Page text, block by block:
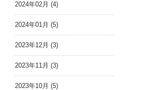
2024年02月 (4)
2024年01月 (5)
2023年12月 (3)
2023年11月 (3)
2023年10月 (5)